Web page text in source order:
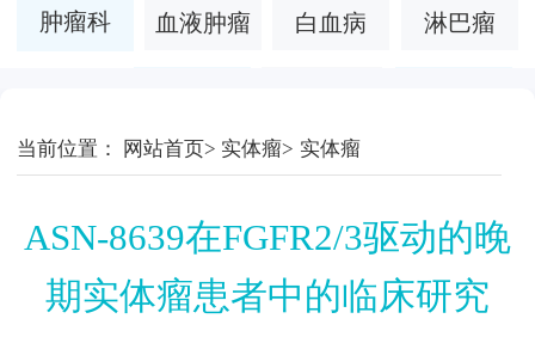
肿瘤科 血液肿瘤 白血病 淋巴瘤
医疗美容
法令纹
白癜风 糖尿病 罕见病
特应性皮炎
当前位置： 网站首页> 实体瘤> 实体瘤
ASN-8639在FGFR2/3驱动的晚
期实体瘤患者中的临床研究